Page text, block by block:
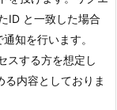
ID と一致した場合
知を行います。
スする方を想定し
内容としておりま